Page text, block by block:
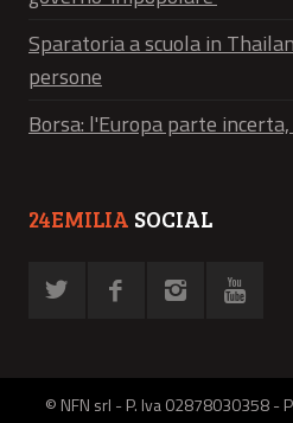
Sparatoria a scuola in
persone
Borsa: l'Europa parte
24EMILIA SOCIAL
© NFN srl - P. Iva 02878030358 -